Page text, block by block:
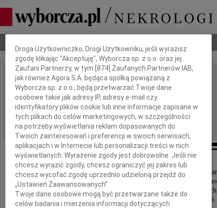
IMIĘ I NAZWISKO: Jerzy Kopel
REGION: Katowice
DATA EMISJI: 22.03.2019
Z ogromnym bólem i głębokim żalem
że w dniu 18 marca 2019 roku odszedł do
JM Rektor Wyższej Szkoły Humanitas w Sosnowcu w
Rektor Honorowy Uczelni w latach 2014-2019.
Dbamy o Twoją prywatność
Droga Użytkowniczko, Drogi Użytkowniku, jeśli wyrazisz
zgodę klikając "Akceptuję", Wyborcza sp. z o.o. oraz jej
Zaufani Partnerzy, w tym [874] Zaufanych Partnerów IAB,
jak również Agora S.A. będąca spółką powiązaną z
Wyborcza sp. z o.o., będą przetwarzać Twoje dane
osobowe takie jak adresy IP, adresy e-mail czy
identyfikatory plików cookie lub inne informacje zapisane w
tych plikach do celów marketingowych, w szczególności
na potrzeby wyświetlania reklam dopasowanych do
Twoich zainteresowań i preferencji w swoich serwisach,
aplikacjach i w Internecie lub personalizacji treści w nich
wyświetlanych. Wyrażenie zgody jest dobrowolne. Jeśli nie
chcesz wyrazić zgody, chcesz ograniczyć jej zakres lub
chcesz wycofać zgodę uprzednio udzieloną przejdź do
„Ustawień Zaawansowanych”.
Twoje dane osobowe mogą być przetwarzane także do
celów badania i mierzenia informacji dotyczących